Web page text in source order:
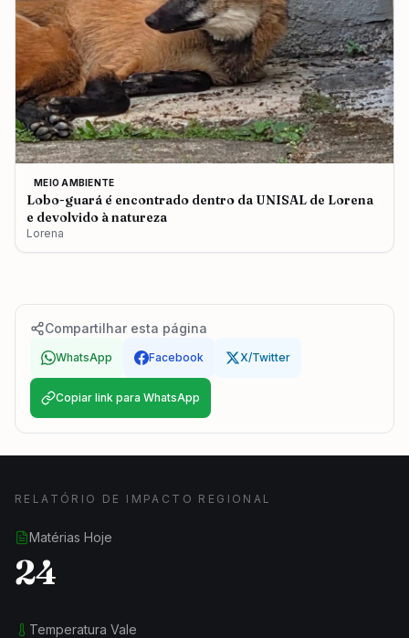
MEIO AMBIENTE
Lobo-guará é encontrado dentro da UNISAL de Lorena
e devolvido à natureza
Lorena
Compartilhar esta página
WhatsApp Facebook X/Twitter
Copiar link para WhatsApp
RELATÓRIO DE IMPACTO REGIONAL
Matérias Hoje
24
Temperatura Vale